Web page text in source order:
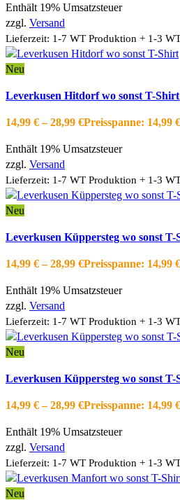
Enthält 19% Umsatzsteuer
zzgl. Versand
Lieferzeit: 1-7 WT Produktion + 1-3
Neu
Die Optionen können auf der
Zur Wishlist hinzufügen
Leverkusen Hitdorf wo sonst T-
14,99 € –28,99 €Preisspanne: 14,99
Enthält 19% Umsatzsteuer
zzgl. Versand
Lieferzeit: 1-7 WT Produktion + 1-3
Neu
Die Optionen können auf der
Zur Wishlist hinzufügen
Leverkusen Küppersteg wo sonst T-
14,99 € –28,99 €Preisspanne: 14,99
Enthält 19% Umsatzsteuer
zzgl. Versand
Lieferzeit: 1-7 WT Produktion + 1-3
Neu
Die Optionen können auf der
Zur Wishlist hinzufügen
Leverkusen Küppersteg wo sonst T-
14,99 € –28,99 €Preisspanne: 14,99
Enthält 19% Umsatzsteuer
zzgl. Versand
Lieferzeit: 1-7 WT Produktion + 1-3
Neu